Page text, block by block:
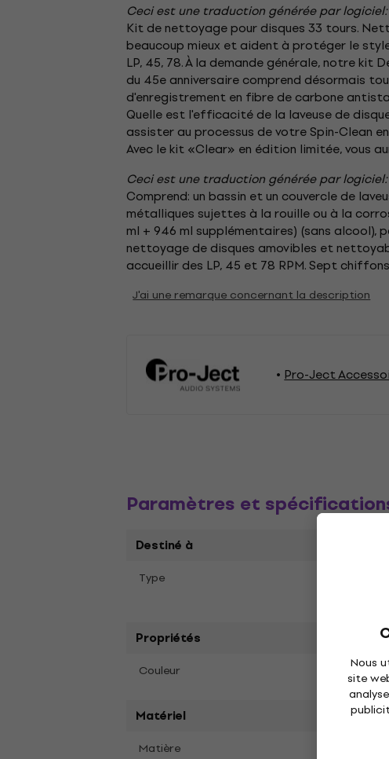
Nous
site
Ceci est une traduction générée par logiciel:
Kit de nettoyage pour disques 33 tours.
beaucoup mieux et aident à protéger le
LP, 45, 78. À la demande générale, notre
du 45e anniversaire comprend désormais
d'enregistrement en fibre de carbone
Quelle est l'efficacité de la laveuse de
assister au processus de votre Spin-Clean
Avec le kit «Clear» en édition limitée, vous
Ceci est une traduction générée par logiciel:
Comprend: un bassin et un couvercle de
métalliques sujettes à la rouille ou à la
ml + 946 ml supplémentaires) (sans alcool),
nettoyage de disques amovibles et
accueillir des LP, 45 et 78 RPM. Sept
J'ai une remarque concernant la description
Pro-Ject
Paramètres et
Destiné à
Type
Propriétés
Couleur Claire
Matériel
Matière